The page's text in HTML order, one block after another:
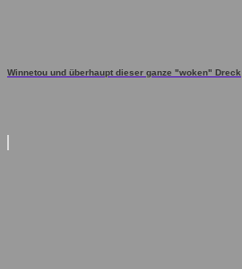
Winnetou und überhaupt dieser ganze "woken" Dreck